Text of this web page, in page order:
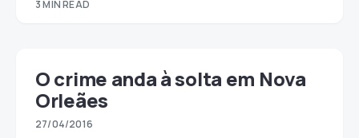
3 MIN READ
O crime anda à solta em Nova
Orleães
27/04/2016